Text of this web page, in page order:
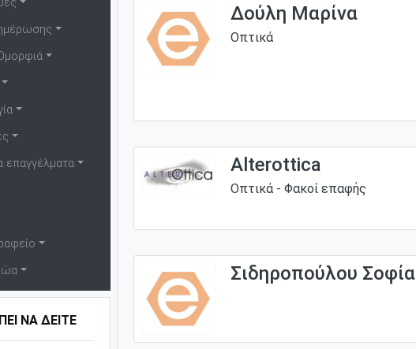
επαγγέλματα
ΝΑ ΔΕΙΤΕ
Δούλη Μαρίνα
Οπτικά
Alterottica
Οπτικά - Φακοί επαφής
Σιδηροπούλου Σοφία